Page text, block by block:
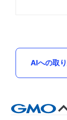
AIへの取